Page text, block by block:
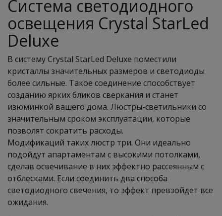
Система светодиодного
освещения Crystal StarLed
Deluxe
В систему Crystal StarLed Deluxe поместили
кристаллы значительных размеров и светодиоды
более сильные. Такое соединение способствует
созданию ярких бликов сверкания и станет
изюминкой вашего дома. Люстры-светильники со
значительным сроком эксплуатации, которые
позволят сократить расходы.
Модификаций таких люстр три. Они идеально
подойдут апартаментам с высокими потолками,
сделав освечивание в них эффектно рассеянным с
отблесками. Если соединить два способа
светодиодного свечения, то эффект превзойдет все
ожидания.